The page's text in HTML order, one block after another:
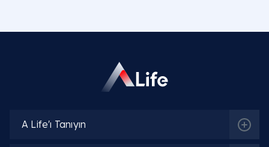
A Life'ı Tanıyın